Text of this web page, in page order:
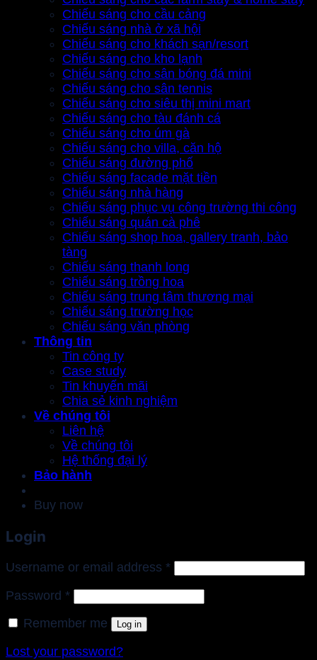
Chiếu sáng cho cầu cảng
Chiếu sáng nhà ở xã hội
Chiếu sáng cho khách sạn/resort
Chiếu sáng cho kho lạnh
Chiếu sáng cho sân bóng đá mini
Chiếu sáng cho sân tennis
Chiếu sáng cho siêu thị mini mart
Chiếu sáng cho tàu đánh cá
Chiếu sáng cho úm gà
Chiếu sáng cho villa, căn hộ
Chiếu sáng đường phố
Chiếu sáng facade mặt tiền
Chiếu sáng nhà hàng
Chiếu sáng phục vụ công trường thi công
Chiếu sáng quán cà phê
Chiếu sáng shop hoa, gallery tranh, bảo
tàng
Chiếu sáng thanh long
Chiếu sáng trồng hoa
Chiếu sáng trung tâm thương mại
Chiếu sáng trường học
Chiếu sáng văn phòng
Thông tin
Tin công ty
Case study
Tin khuyến mãi
Chia sẻ kinh nghiệm
Về chúng tôi
Liên hệ
Về chúng tôi
Hệ thống đại lý
Bảo hành
Buy now
Login
Username or email address *Required
Password *Required
Remember me Log in
Lost your password?